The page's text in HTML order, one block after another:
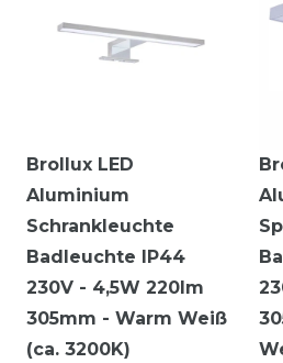
Brollux LED
Aluminium
Schrankleuchte
Badleuchte IP44
230V - 4,5W 220lm
305mm - Warm Weiß
(ca. 3200K)